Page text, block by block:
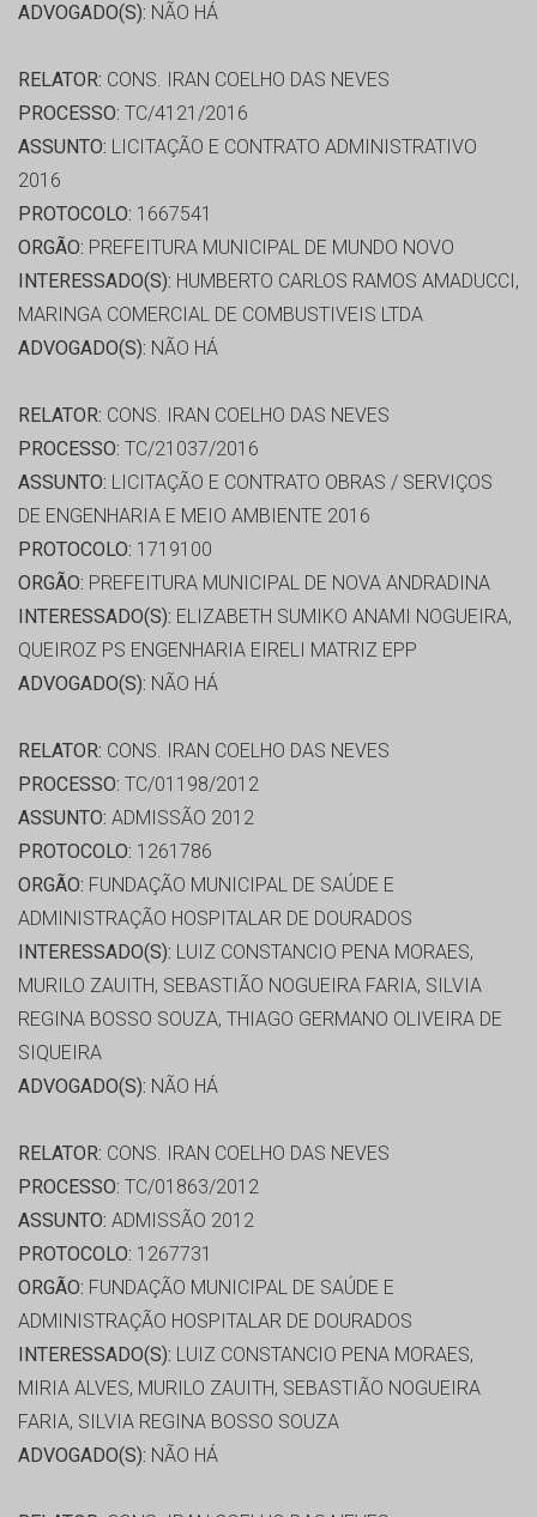
ADVOGADO(S): NÃO HÁ
RELATOR: CONS. IRAN COELHO DAS NEVES
PROCESSO: TC/4121/2016
ASSUNTO: LICITAÇÃO E CONTRATO ADMINISTRATIVO
2016
PROTOCOLO: 1667541
ORGÃO: PREFEITURA MUNICIPAL DE MUNDO NOVO
INTERESSADO(S): HUMBERTO CARLOS RAMOS AMADUCCI,
MARINGA COMERCIAL DE COMBUSTIVEIS LTDA
ADVOGADO(S): NÃO HÁ
RELATOR: CONS. IRAN COELHO DAS NEVES
PROCESSO: TC/21037/2016
ASSUNTO: LICITAÇÃO E CONTRATO OBRAS / SERVIÇOS
DE ENGENHARIA E MEIO AMBIENTE 2016
PROTOCOLO: 1719100
ORGÃO: PREFEITURA MUNICIPAL DE NOVA ANDRADINA
INTERESSADO(S): ELIZABETH SUMIKO ANAMI NOGUEIRA,
QUEIROZ PS ENGENHARIA EIRELI MATRIZ EPP
ADVOGADO(S): NÃO HÁ
RELATOR: CONS. IRAN COELHO DAS NEVES
PROCESSO: TC/01198/2012
ASSUNTO: ADMISSÃO 2012
PROTOCOLO: 1261786
ORGÃO: FUNDAÇÃO MUNICIPAL DE SAÚDE E
ADMINISTRAÇÃO HOSPITALAR DE DOURADOS
INTERESSADO(S): LUIZ CONSTANCIO PENA MORAES,
MURILO ZAUITH, SEBASTIÃO NOGUEIRA FARIA, SILVIA
REGINA BOSSO SOUZA, THIAGO GERMANO OLIVEIRA DE
SIQUEIRA
ADVOGADO(S): NÃO HÁ
RELATOR: CONS. IRAN COELHO DAS NEVES
PROCESSO: TC/01863/2012
ASSUNTO: ADMISSÃO 2012
PROTOCOLO: 1267731
ORGÃO: FUNDAÇÃO MUNICIPAL DE SAÚDE E
ADMINISTRAÇÃO HOSPITALAR DE DOURADOS
INTERESSADO(S): LUIZ CONSTANCIO PENA MORAES,
MIRIA ALVES, MURILO ZAUITH, SEBASTIÃO NOGUEIRA
FARIA, SILVIA REGINA BOSSO SOUZA
ADVOGADO(S): NÃO HÁ